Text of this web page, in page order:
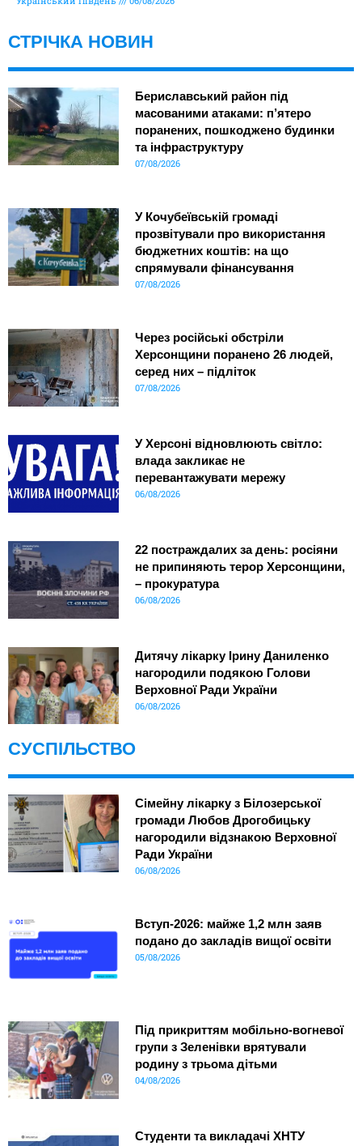
СТРІЧКА НОВИН
Бериславський район під
масованими атаками: п’ятеро
поранених, пошкоджено будинки
та інфраструктуру
07/08/2026
У Кочубеївській громаді
прозвітували про використання
бюджетних коштів: на що
спрямували фінансування
07/08/2026
Через російські обстріли
Херсонщини поранено 26 людей,
серед них – підліток
07/08/2026
У Херсоні відновлюють світло:
влада закликає не
перевантажувати мережу
06/08/2026
22 постраждалих за день: росіяни
не припиняють терор Херсонщини,
– прокуратура
06/08/2026
Дитячу лікарку Ірину Даниленко
нагородили подякою Голови
Верховної Ради України
06/08/2026
СУСПІЛЬСТВО
Сімейну лікарку з Білозерської
громади Любов Дрогобицьку
нагородили відзнакою Верховної
Ради України
06/08/2026
Вступ-2026: майже 1,2 млн заяв
подано до закладів вищої освіти
05/08/2026
Під прикриттям мобільно-вогневої
групи з Зеленівки врятували
родину з трьома дітьми
04/08/2026
Студенти та викладачі ХНТУ